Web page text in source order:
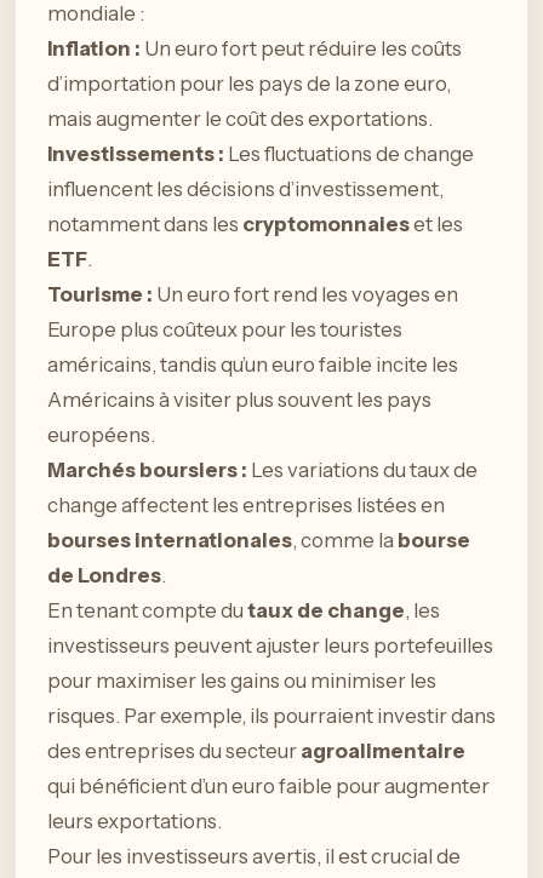
mondiale :
Inflation : Un euro fort peut réduire les coûts
d’importation pour les pays de la zone euro,
mais augmenter le coût des exportations.
Investissements : Les fluctuations de change
influencent les décisions d’investissement,
notamment dans les cryptomonnaieset les
ETF.
Tourisme : Un euro fort rend les voyages en
Europe plus coûteux pour les touristes
américains, tandis qu’un euro faible incite les
Américains à visiter plus souvent les pays
européens.
Marchés boursiers : Les variations du taux de
change affectent les entreprises listées en
bourses internationales, comme la bourse
de Londres.
En tenant compte du taux de change, les
investisseurs peuvent ajuster leurs portefeuilles
pour maximiser les gains ou minimiser les
risques. Par exemple, ils pourraient investir dans
des entreprises du secteur agroalimentaire
qui bénéficient d’un euro faible pour augmenter
leurs exportations.
Pour les investisseurs avertis, il est crucial de